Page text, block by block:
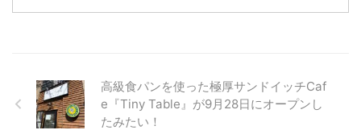
高級食パンを使った極厚サンドイッチCaf
e『Tiny Table』が9月28日にオープンし
たみたい！